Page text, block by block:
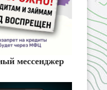
мессенджер